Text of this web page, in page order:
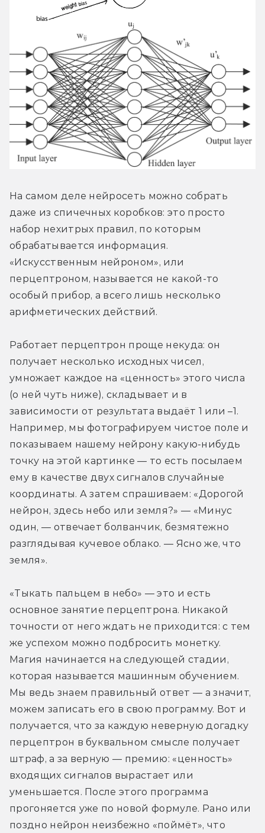
На самом деле нейросеть можно собрать
даже из спичечных коробков: это просто
набор нехитрых правил, по которым
обрабатывается информация.
«Искусственным нейроном», или
перцептроном, называется не какой-то
особый прибор, а всего лишь несколько
арифметических действий.
Работает перцептрон проще некуда: он
получает несколько исходных чисел,
умножает каждое на «ценность» этого числа
(о ней чуть ниже), складывает и в
зависимости от результата выдаёт 1 или –1.
Например, мы фотографируем чистое поле и
показываем нашему нейрону какую-нибудь
точку на этой картинке — то есть посылаем
ему в качестве двух сигналов случайные
координаты. А затем спрашиваем: «Дорогой
нейрон, здесь небо или земля?» — «Минус
один, — отвечает болванчик, безмятежно
разглядывая кучевое облако. — Ясно же, что
земля».
«Тыкать пальцем в небо» — это и есть
основное занятие перцептрона. Никакой
точности от него ждать не приходится: с тем
же успехом можно подбросить монетку.
Магия начинается на следующей стадии,
которая называется машинным обучением.
Мы ведь знаем правильный ответ — а значит,
можем записать его в свою программу. Вот и
получается, что за каждую неверную догадку
перцептрон в буквальном смысле получает
штраф, а за верную — премию: «ценность»
входящих сигналов вырастает или
уменьшается. После этого программа
прогоняется уже по новой формуле. Рано или
поздно нейрон неизбежно «поймёт», что